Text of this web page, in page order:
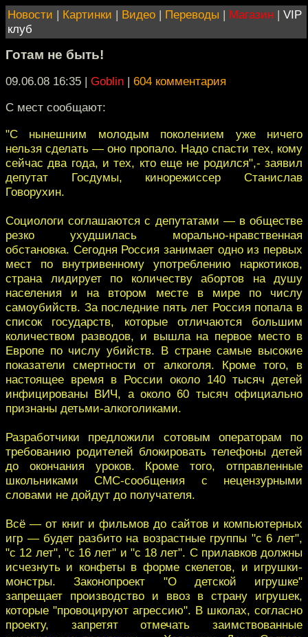
Новости | Картинки | Видео | Переводы | Магазин | VIP
клуб
Готам не быть!
09.06.08 16:35 | Goblin | 604 комментария
С мест сообщают:
"С нынешним молодым поколением уже ничего
нельзя сделать — оно пропало. Надо спасти тех, кому
сейчас два года, и тех, кто еще не родился",- заявил
депутат Госдумы, кинорежиссер Станислав
Говорухин.
Социологи соглашаются с депутатами — в обществе
резко ухудшилась морально-нравственная
обстановка. Сегодня Россия занимает одно из первых
мест по внутривенному употреблению наркотиков,
страна лидирует по количеству абортов на душу
населения и на втором месте в мире по числу
самоубийств. За последние пять лет Россия попала в
список государств, которые отличаются большим
количеством разводов, и вышла на первое место в
Европе по числу убийств. В стране самые высокие
показатели смертности от алкоголя. Кроме того, в
настоящее время в России около 140 тысяч детей
инфицированы ВИЧ, а около 60 тысяч официально
признаны детьми-алкоголиками.
Разработчики предложили сотовым операторам по
требованию родителей блокировать телефоны детей
до окончания уроков. Кроме того, отправленные
школьниками СМС-сообщения с нецензурными
словами не дойдут до получателя.
Всё — от книг и фильмов до сайтов и компьютерных
игр — будет разбито на возрастные группы "с 6 лет",
"с 12 лет", "с 16 лет" и "с 18 лет". С прилавков должны
исчезнуть и конфеты в форме скелетов, и игрушки-
монстры. Законопроект "О детской игрушке"
запрещает производство и ввоз в страну игрушек,
которые "провоцируют агрессию". В школах, согласно
проекту, запретят отмечать заимствованные